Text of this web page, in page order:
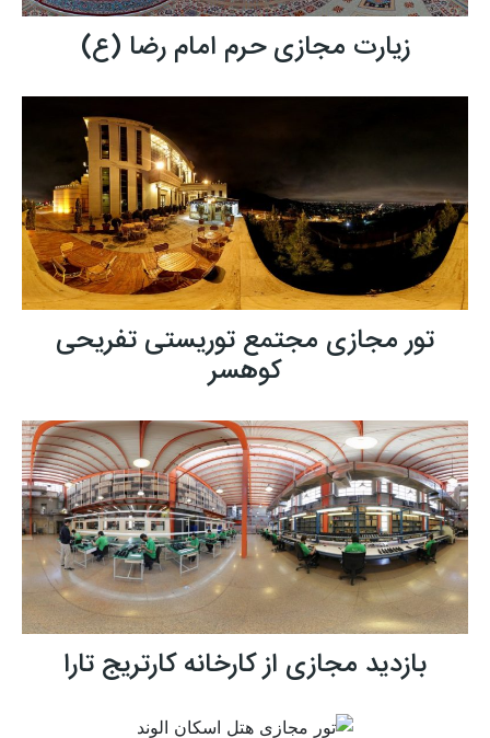
زیارت مجازی حرم امام رضا (ع)
تور مجازی مجتمع توریستی تفریحی
کوهسر
بازدید مجازی از کارخانه کارتریج تارا